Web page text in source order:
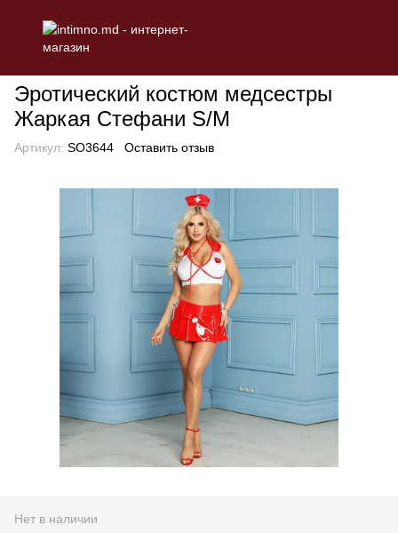
Эротический костюм медсестры
Жаркая Стефани S/M
Артикул: SO3644 Оставить отзыв
Нет в наличии